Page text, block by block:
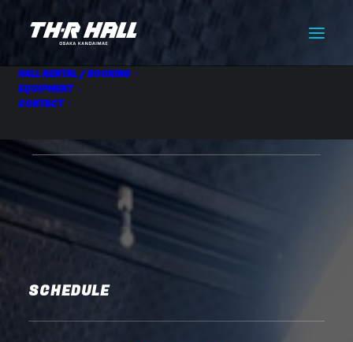
HALL RENTAL / BOOKING
EQUIPMENT
CONTACT
SCHEDULE